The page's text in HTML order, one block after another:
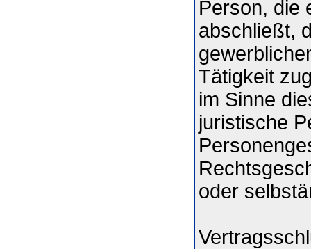
Person, die
abschließt,
Tätigkeit
im Sinne
juristische
oder